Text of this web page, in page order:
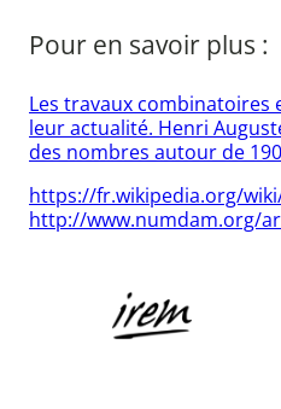
Pour en savoir plus :
Les travaux combinatoires
leur actualité. Henri
des nombres autour de
https://fr.wikipedia.org/
http://www.numdam.org/